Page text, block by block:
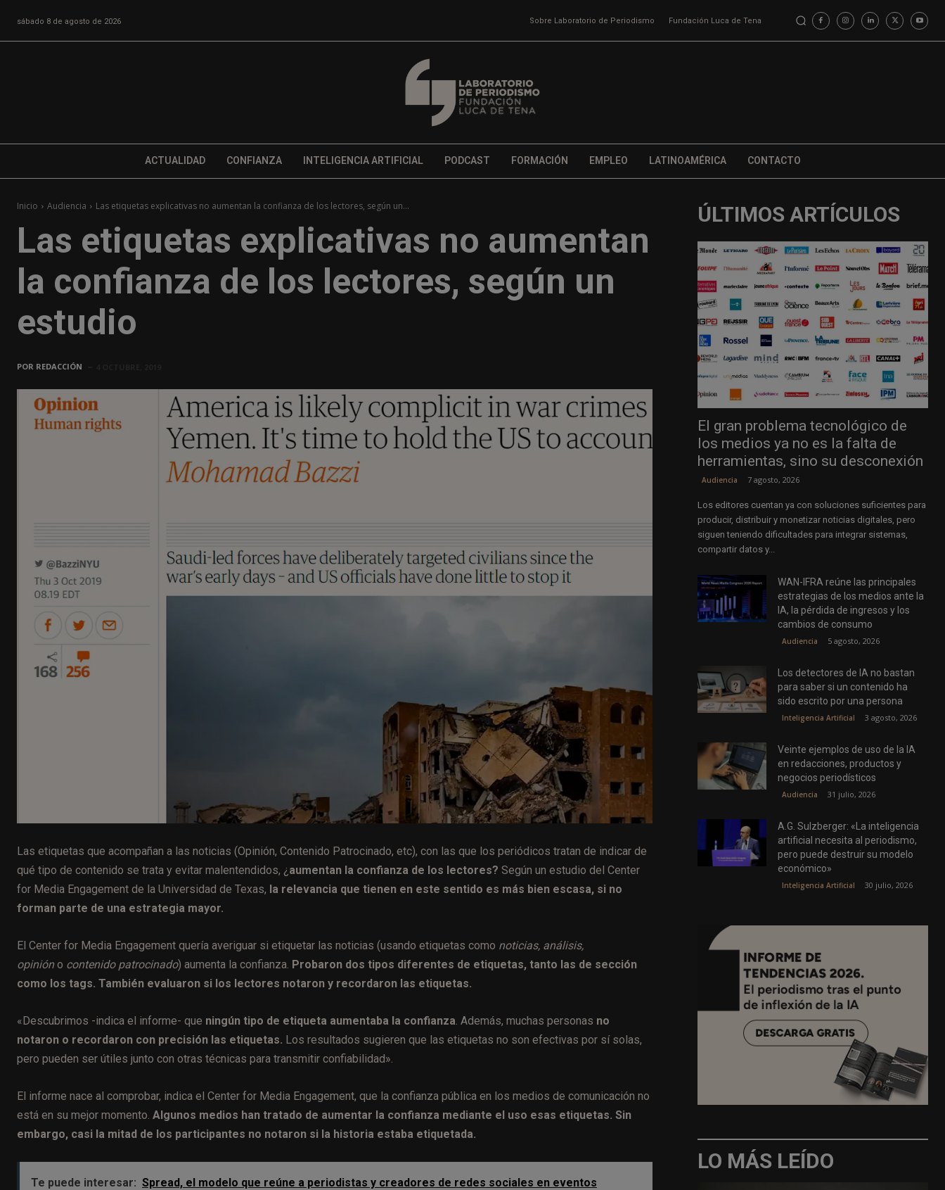
sábado 8 de agosto de 2026 Sobre Laboratorio de Periodismo Fundación Luca de Tena
ACTUALIDAD CONFIANZA INTELIGENCIA ARTIFICIAL PODCAST FORMACIÓN EMPLEO LATINOAMÉRICA CONTACTO
Inicio Audiencia Las etiquetas explicativas no aumentan la confianza de los lectores, según un...
Las etiquetas explicativas no aumentan
la confianza de los lectores, según un
estudio
POR REDACCIÓN
Las etiquetas que acompañan a las noticias (Opinión, Contenido Patrocinado, etc), con las que los periódicos tratan de indicar de
qué tipo de contenido se trata y evitar malentendidos, ¿ aumentan la confianza de los lectores? Según un estudio del Center
for Media Engagement de la Universidad de Texas, la relevancia que tienen en este sentido es más bien escasa, si no
forman parte de una estrategia mayor.
El Center for Media Engagement quería averiguar si etiquetar las noticias (usando etiquetas como noticias, análisis,
opinióno contenido patrocinado) aumenta la confianza. Probaron dos tipos diferentes de etiquetas, tanto las de sección
como los tags. También evaluaron si los lectores notaron y recordaron las etiquetas.
«Descubrimos -indica el informe- que ningún tipo de etiqueta aumentaba la confianza . Además, muchas personas no
notaron o recordaron con precisión las etiquetas. Los resultados sugieren que las etiquetas no son efectivas por sí solas,
pero pueden ser útiles junto con otras técnicas para transmitir confiabilidad».
El informe nace al comprobar, indica el Center for Media Engagement, que la confianza pública en los medios de comunicación no
está en su mejor momento. Algunos medios han tratado de aumentar la confianza mediante el uso esas etiquetas. Sin
embargo, casi la mitad de los participantes no notaron si la historia estaba etiquetada.
Te puede interesar: Spread, el modelo que reúne a periodistas y creadores de redes sociales en eventos
ÚLTIMOS ARTÍCULOS
El gran problema tecnológico de
los medios ya no es la falta de
herramientas, sino su desconexión
Audiencia 7 agosto, 2026
Los editores cuentan ya con soluciones suficientes para
producir, distribuir y monetizar noticias digitales, pero
siguen teniendo dificultades para integrar sistemas,
compartir datos y...
WAN-IFRA reúne las principales
estrategias de los medios ante la
IA, la pérdida de ingresos y los
cambios de consumo
Audiencia 5 agosto, 2026
Los detectores de IA no bastan
para saber si un contenido ha
sido escrito por una persona
Inteligencia Artificial 3 agosto, 2026
Veinte ejemplos de uso de la IA
en redacciones, productos y
negocios periodísticos
Audiencia 31 julio, 2026
A.G. Sulzberger: «La inteligencia
artificial necesita al periodismo,
pero puede destruir su modelo
económico»
Inteligencia Artificial 30 julio, 2026
LO MÁS LEÍDO